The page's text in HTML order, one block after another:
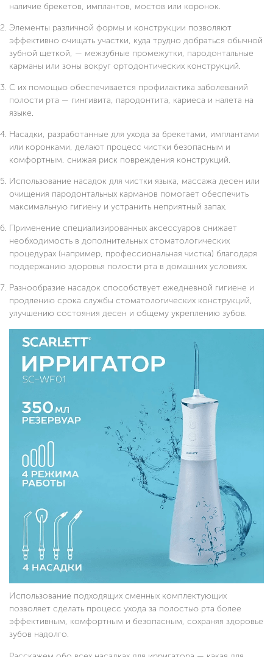
наличие брекетов, имплантов, мостов или коронок.
Элементы различной формы и конструкции позволяют
эффективно очищать участки, куда трудно добраться обычной
зубной щеткой, — межзубные промежутки, пародонтальные
карманы или зоны вокруг ортодонтических конструкций.
С их помощью обеспечивается профилактика заболеваний
полости рта — гингивита, пародонтита, кариеса и налета на
языке.
Насадки, разработанные для ухода за брекетами, имплантами
или коронками, делают процесс чистки безопасным и
комфортным, снижая риск повреждения конструкций.
Использование насадок для чистки языка, массажа десен или
очищения пародонтальных карманов помогает обеспечить
максимальную гигиену и устранить неприятный запах.
Применение специализированных аксессуаров снижает
необходимость в дополнительных стоматологических
процедурах (например, профессиональная чистка) благодаря
поддержанию здоровья полости рта в домашних условиях.
Разнообразие насадок способствует ежедневной гигиене и
продлению срока службы стоматологических конструкций,
улучшению состояния десен и общему укреплению зубов.
Использование подходящих сменных комплектующих
позволяет сделать процесс ухода за полостью рта более
эффективным, комфортным и безопасным, сохраняя здоровье
зубов надолго.